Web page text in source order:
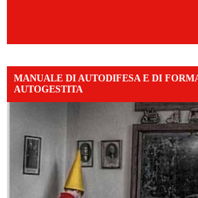
MANUALE DI AUTODIFESA E DI
AUTOGESTITA